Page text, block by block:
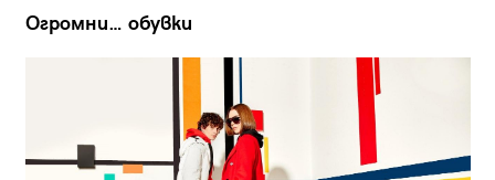
Огромни… обувки